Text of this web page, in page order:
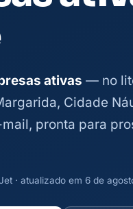
ativas — no
Cidade
pronta para
· atualizado em 6 de